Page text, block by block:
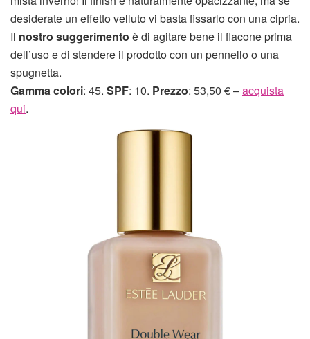
desiderate un effetto velluto vi basta fissarlo con una cipria.
Il nostro suggerimento è di agitare bene il flacone prima
dell’uso e di stendere il prodotto con un pennello o una
spugnetta.
Gamma colori: 45. SPF: 10. Prezzo: 53,50 € –acquista
qui.